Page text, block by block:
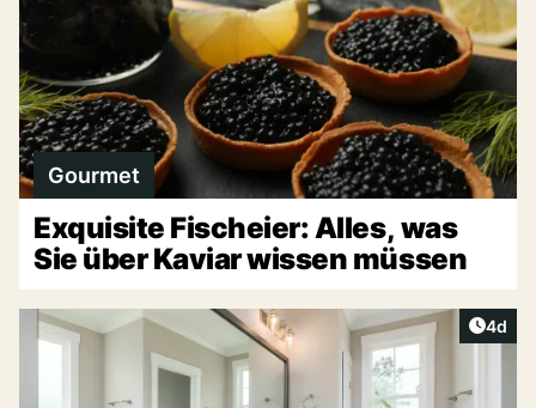
Gourmet
Exquisite Fischeier: Alles, was
Sie über Kaviar wissen müssen
4d